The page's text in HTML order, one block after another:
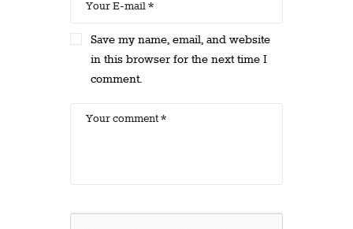
Save my name, email, and website
in this browser for the next time I
comment.